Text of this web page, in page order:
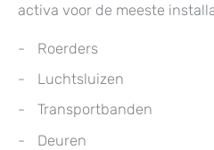
activa voor de meeste
Roerders
Luchtsluizen
Transportbanden
Deuren